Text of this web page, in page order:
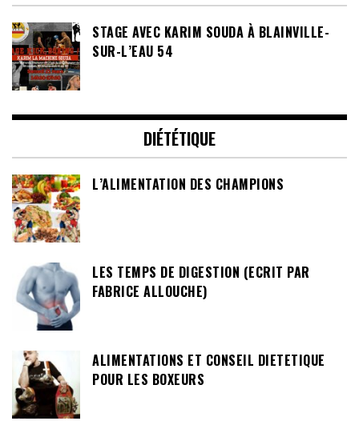
STAGE AVEC KARIM SOUDA À BLAINVILLE-
SUR-L’EAU 54
DIÉTÉTIQUE
L’ALIMENTATION DES CHAMPIONS
LES TEMPS DE DIGESTION (ECRIT PAR
FABRICE ALLOUCHE)
ALIMENTATIONS ET CONSEIL DIETETIQUE
POUR LES BOXEURS